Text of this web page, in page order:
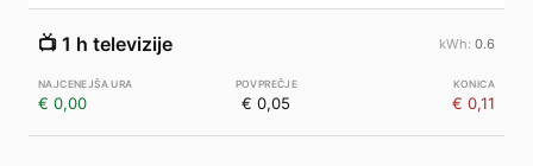
📺 1 h televizije 0.6
€ 0,00 € 0,05 € 0,11